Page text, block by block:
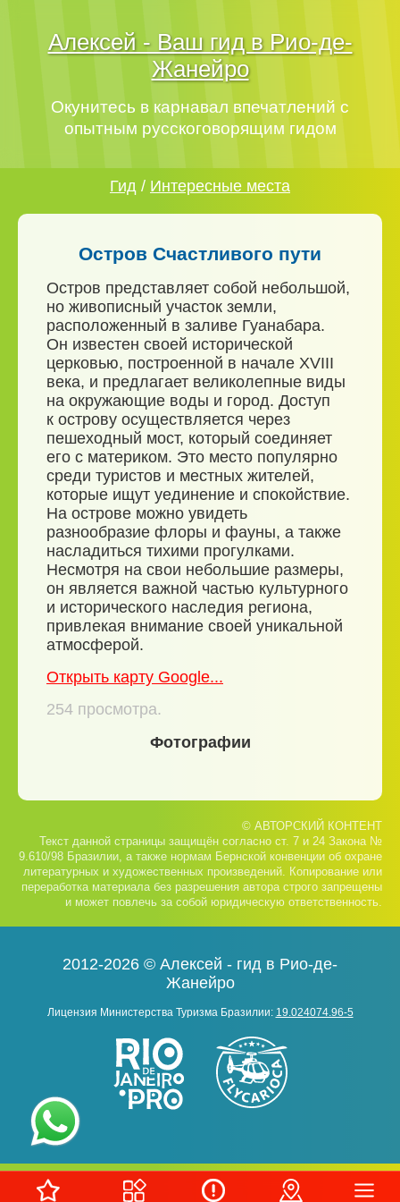
Алексей - Ваш гид в Рио-де-
Жанейро
Окунитесь в карнавал впечатлений с
опытным русскоговорящим гидом
Гид / Интересные места
Остров Счастливого пути
Остров представляет собой небольшой,
но живописный участок земли,
расположенный в заливе Гуанабара.
Он известен своей исторической
церковью, построенной в начале XVIII
века, и предлагает великолепные виды
на окружающие воды и город. Доступ
к острову осуществляется через
пешеходный мост, который соединяет
его с материком. Это место популярно
среди туристов и местных жителей,
которые ищут уединение и спокойствие.
На острове можно увидеть
разнообразие флоры и фауны, а также
насладиться тихими прогулками.
Несмотря на свои небольшие размеры,
он является важной частью культурного
и исторического наследия региона,
привлекая внимание своей уникальной
атмосферой.
Открыть карту Google...
254 просмотра.
Фотографии
© АВТОРСКИЙ КОНТЕНТ
Текст данной страницы защищён согласно ст. 7 и 24 Закона №
9.610/98 Бразилии, а также нормам Бернской конвенции об охране
литературных и художественных произведений. Копирование или
переработка материала без разрешения автора строго запрещены
и может повлечь за собой юридическую ответственность.
2012-2026 © Алексей - гид в Рио-де-
Жанейро
Лицензия Министерства Туризма Бразилии: 19.024074.96-5